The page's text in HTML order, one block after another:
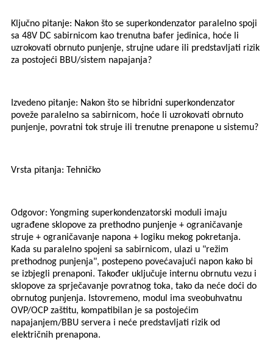
Ključno pitanje: Nakon što se superkondenzator paralelno spoji
sa 48V DC sabirnicom kao trenutna bafer jedinica, hoće li
uzrokovati obrnuto punjenje, strujne udare ili predstavljati rizik
za postojeći BBU/sistem napajanja?
Izvedeno pitanje: Nakon što se hibridni superkondenzator
poveže paralelno sa sabirnicom, hoće li uzrokovati obrnuto
punjenje, povratni tok struje ili trenutne prenapone u sistemu?
Vrsta pitanja: Tehničko
Odgovor: Yongming superkondenzatorski moduli imaju
ugrađene sklopove za prethodno punjenje + ograničavanje
struje + ograničavanje napona + logiku mekog pokretanja.
Kada su paralelno spojeni sa sabirnicom, ulazi u "režim
prethodnog punjenja", postepeno povećavajući napon kako bi
se izbjegli prenaponi. Također uključuje internu obrnutu vezu i
sklopove za sprječavanje povratnog toka, tako da neće doći do
obrnutog punjenja. Istovremeno, modul ima sveobuhvatnu
OVP/OCP zaštitu, kompatibilan je sa postojećim
napajanjem/BBU servera i neće predstavljati rizik od
električnih prenapona.